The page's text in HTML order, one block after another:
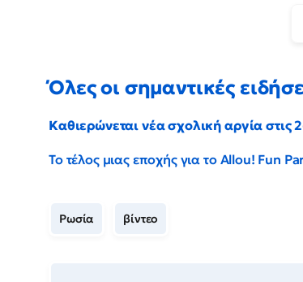
Όλες οι σημαντικές
Καθιερώνεται νέα σχολική αργία
Το τέλος μιας εποχής για το Allou! Fun
Ρωσία βίντεο